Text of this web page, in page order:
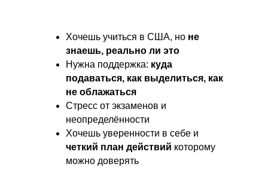
Хочешь учиться в США, но не
знаешь, реально ли это
Нужна поддержка: куда
подаваться, как выделиться, как
не облажаться
Стресс от экзаменов и
неопределённости
Хочешь уверенности в себе и
четкий план действий которому
можно доверять